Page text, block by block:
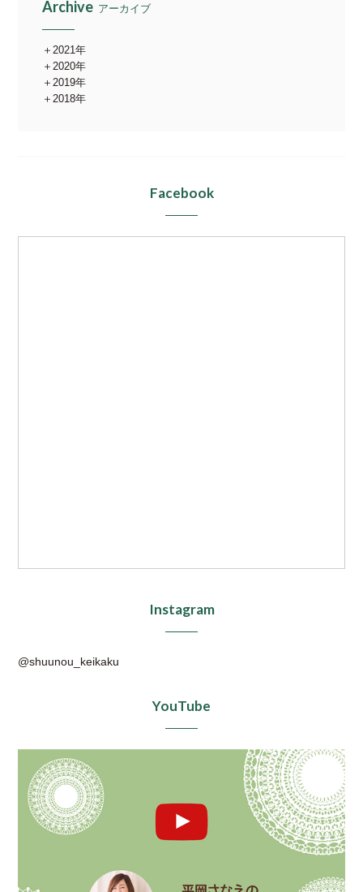
Archive アーカイブ
2021年
2020年
2019年
2018年
Facebook
Instagram
@shuunou_keikaku
YouTube